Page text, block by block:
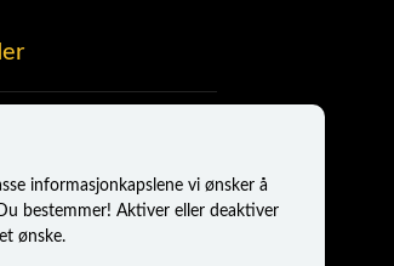
informasjonkapslene vi ønsker å
bestemmer! Aktiver eller deaktiver
ønske.